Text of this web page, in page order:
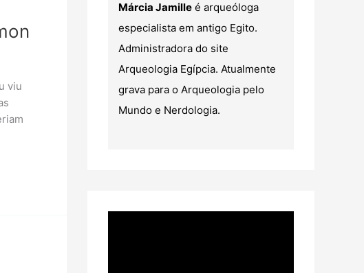
viu
Márcia Jamille é arqueóloga
especialista em antigo Egito.
Administradora do site
Arqueologia Egípcia. Atualmente
grava para o Arqueologia pelo
Mundo e Nerdologia.